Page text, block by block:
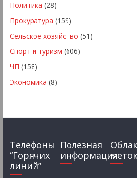
Политика (28)
Прокуратура (159)
Сельское хозяйство (51)
Спорт и туризм (606)
ЧП (158)
Экономика (8)
Телефоны
“Горячих
линий”
Полезная
информацияметок